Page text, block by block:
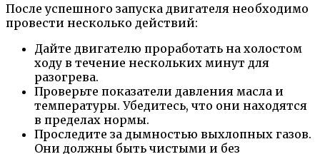
После успешного запуска двигателя необходимо
провести несколько действий:
Дайте двигателю проработать на холостом
ходу в течение нескольких минут для
разогрева.
Проверьте показатели давления масла и
температуры. Убедитесь, что они находятся
в пределах нормы.
Проследите за дымностью выхлопных газов.
Они должны быть чистыми и без